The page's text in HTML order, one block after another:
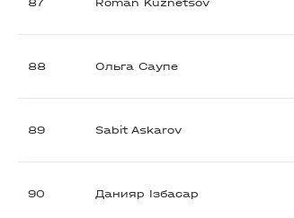
87 Roman Kuznetsov
88 Ольга Саупе
89 Sabit Askarov
90 Данияр Ізбасар